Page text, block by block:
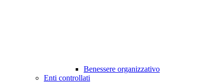
Benessere organizzativo
Enti controllati